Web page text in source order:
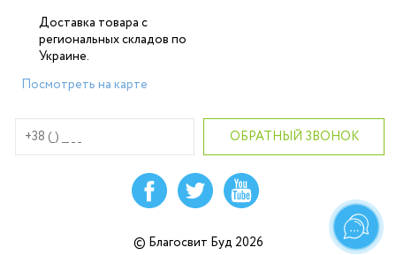
Доставка товара с
региональных складов по
Украине.
Посмотреть на карте
© Благосвит Буд 2026